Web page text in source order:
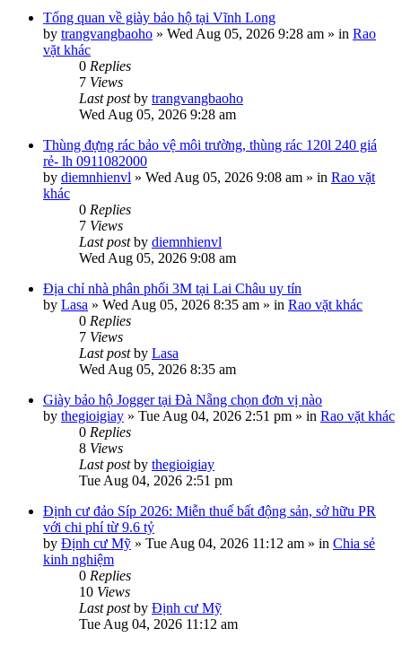
Tổng quan về giày bảo hộ tại Vĩnh Long
by trangvangbaoho » Wed Aug 05, 2026 9:28 am » in Rao
vặt khác
0 Replies
7 Views
Last postby trangvangbaoho
Wed Aug 05, 2026 9:28 am
Thùng đựng rác bảo vệ môi trường, thùng rác 120l 240 giá
rẻ- lh 0911082000
by diemnhienvl » Wed Aug 05, 2026 9:08 am » in Rao vặt
khác
0 Replies
7 Views
Last postby diemnhienvl
Wed Aug 05, 2026 9:08 am
Địa chỉ nhà phân phối 3M tại Lai Châu uy tín
by Lasa » Wed Aug 05, 2026 8:35 am » in Rao vặt khác
0 Replies
7 Views
Last postby Lasa
Wed Aug 05, 2026 8:35 am
Giày bảo hộ Jogger tại Đà Nẵng chọn đơn vị nào
by thegioigiay » Tue Aug 04, 2026 2:51 pm » in Rao vặt khác
0 Replies
8 Views
Last postby thegioigiay
Tue Aug 04, 2026 2:51 pm
Định cư đảo Síp 2026: Miễn thuế bất động sản, sở hữu PR
với chi phí từ 9.6 tỷ
by Định cư Mỹ » Tue Aug 04, 2026 11:12 am » in Chia sẻ
kinh nghiệm
0 Replies
10 Views
Last postby Định cư Mỹ
Tue Aug 04, 2026 11:12 am